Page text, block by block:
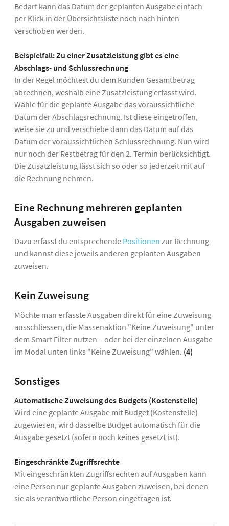
Bedarf kann das Datum der geplanten Ausgabe einfach
per Klick in der Übersichtsliste noch nach hinten
verschoben werden.
Beispielfall: Zu einer Zusatzleistung gibt es eine
Abschlags- und Schlussrechnung
In der Regel möchtest du dem Kunden Gesamtbetrag
abrechnen, weshalb eine Zusatzleistung erfasst wird.
Wähle für die geplante Ausgabe das voraussichtliche
Datum der Abschlagsrechnung. Ist diese eingetroffen,
weise sie zu und verschiebe dann das Datum auf das
Datum der voraussichtlichen Schlussrechnung. Nun wird
nur noch der Restbetrag für den 2. Termin berücksichtigt.
Die Zusatzleistung lässt sich so oder so jederzeit mit auf
die Rechnung nehmen.
Eine Rechnung mehreren geplanten
Ausgaben zuweisen
Dazu erfasst du entsprechende Positionen zur Rechnung
und kannst diese jeweils anderen geplanten Ausgaben
zuweisen.
Kein Zuweisung
Möchte man erfasste Ausgaben direkt für eine Zuweisung
ausschliessen, die Massenaktion "Keine Zuweisung" unter
dem Smart Filter nutzen – oder bei der einzelnen Ausgabe
im Modal unten links "Keine Zuweisung" wählen. (4)
Sonstiges
Automatische Zuweisung des Budgets (Kostenstelle)
Wird eine geplante Ausgabe mit Budget (Kostenstelle)
zugewiesen, wird dasselbe Budget automatisch für die
Ausgabe gesetzt (sofern noch keines gesetzt ist).
Eingeschränkte Zugriffsrechte
Mit eingeschränkten Zugriffsrechten auf Ausgaben kann
eine Person nur geplante Ausgaben zuweisen, bei denen
sie als verantwortliche Person eingetragen ist.